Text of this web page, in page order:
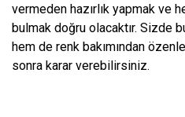
vermeden hazırlık yapmak ve
bulmak doğru olacaktır. Sizde
hem de renk bakımından
sonra karar verebilirsiniz.